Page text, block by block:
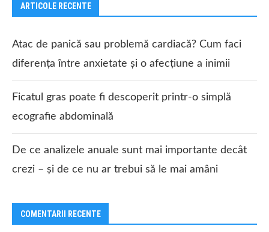
ARTICOLE RECENTE
Atac de panică sau problemă cardiacă? Cum faci
diferența între anxietate și o afecțiune a inimii
Ficatul gras poate fi descoperit printr-o simplă
ecografie abdominală
De ce analizele anuale sunt mai importante decât
crezi – și de ce nu ar trebui să le mai amâni
COMENTARII RECENTE